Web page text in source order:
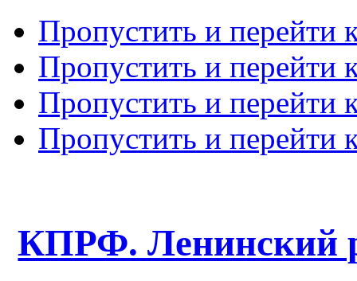
Пропустить и перейти
Пропустить и перейти
Пропустить и перейти
Пропустить и перейти
КПРФ. Ленинский